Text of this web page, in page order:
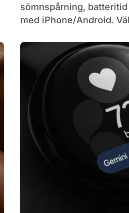
sömnspårning,
med iPhone/Android.